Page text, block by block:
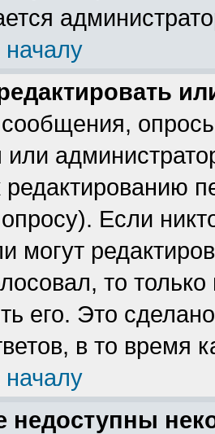
началу
редактированию
Если
могут
то
его. Это
в то время
началу
недоступны